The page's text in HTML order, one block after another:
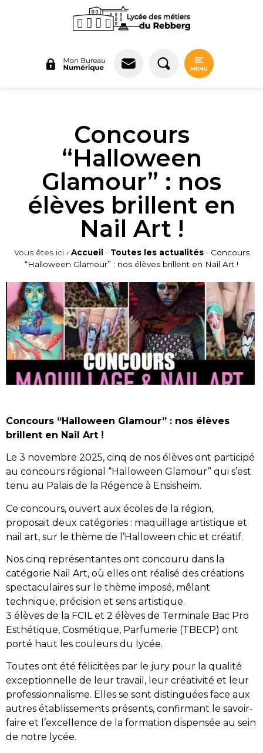
Concours
“Halloween
Glamour” : nos
élèves brillent en
Nail Art !
Vous êtes ici › Accueil • Toutes les actualités• Concours
“Halloween Glamour” : nos élèves brillent en Nail Art !
Concours “Halloween Glamour” : nos élèves
brillent en Nail Art !
Le 3 novembre 2025, cinq de nos élèves ont participé
au concours régional “Halloween Glamour” qui s’est
tenu au Palais de la Régence à Ensisheim.
Ce concours, ouvert aux écoles de la région,
proposait deux catégories : maquillage artistique et
nail art, sur le thème de l’Halloween chic et créatif.
Nos cinq représentantes ont concouru dans la
catégorie Nail Art, où elles ont réalisé des créations
spectaculaires sur le thème imposé, mêlant
technique, précision et sens artistique.
3 élèves de la FCIL et 2 élèves de Terminale Bac Pro
Esthétique, Cosmétique, Parfumerie (TBECP) ont
porté haut les couleurs du lycée.
Toutes ont été félicitées par le jury pour la qualité
exceptionnelle de leur travail, leur créativité et leur
professionnalisme. Elles se sont distinguées face aux
autres établissements présents, confirmant le savoir-
faire et l’excellence de la formation dispensée au sein
de notre lycée.
Panneau de gestion des cookies